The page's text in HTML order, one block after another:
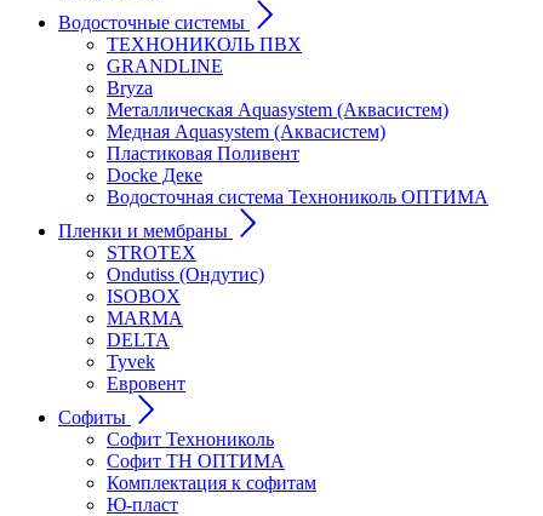
Водосточные системы
ТЕХНОНИКОЛЬ ПВХ
GRANDLINE
Bryza
Металлическая Aquasystem (Аквасистем)
Медная Aquasystem (Аквасистем)
Пластиковая Поливент
Docke Деке
Водосточная система Технониколь ОПТИМА
Пленки и мембраны
STROTEX
Ondutiss (Ондутис)
ISOBOX
MARMA
DELTA
Tyvek
Евровент
Софиты
Софит Технониколь
Софит ТН ОПТИМА
Комплектация к софитам
Ю-пласт